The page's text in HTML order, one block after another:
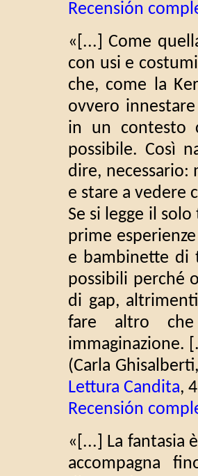
Recensión
«[...] Come
con usi e
che, come la
ovvero
in un contesto
possibile. Così
dire,
e stare a vedere
Se si legge il
prime
e bambinette di
possibili perché
di gap,
fare altro
immaginazione.
(Carla
Lettura Candita,
Recensión
«[...] La fantasia
accompagna